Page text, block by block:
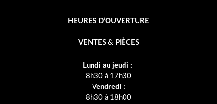
HEURES D’OUVERTURE
VENTES & PIÈCES
Lundi au jeudi :
8h30 à 17h30
Vendredi :
8h30 à 18h00